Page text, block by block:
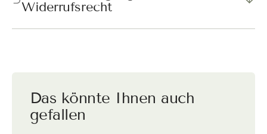
Widerrufsrecht
Das könnte Ihnen auch
gefallen